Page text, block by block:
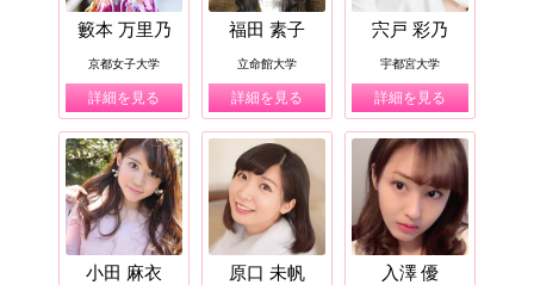
籔本 万里乃
京都女子大学
詳細を見る
福田 素子
立命館大学
詳細を見る
宍戸 彩乃
宇都宮大学
詳細を見る
小田 麻衣 原口 未帆 入澤 優